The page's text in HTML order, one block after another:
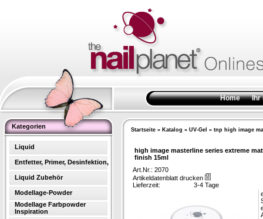
Home Ihr
Kategorien
Liquid
Entfetter, Primer, Desinfektion,
Liquid Zubehör
Modellage-Powder
Modellage Farbpowder
Inspiration
Startseite » Katalog » UV-Gel » tnp high image
high image masterline series extreme
finish 15ml
Art.Nr.: 2070
Artikeldatenblatt drucken
Lieferzeit:
3-4 Tage